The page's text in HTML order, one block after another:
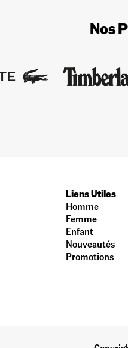
Nos
Liens Utiles
Homme
Femme
Enfant
Nouveautés
Promotions